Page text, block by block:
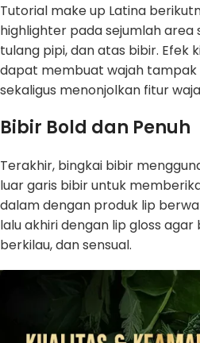
Tutorial make up Latina
highlighter pada sejumlah area
tulang pipi, dan atas bibir. Efek
dapat membuat wajah
sekaligus menonjolkan fitur
Bibir Bold dan Penuh
Terakhir, bingkai bibir
luar garis bibir untuk
dalam dengan produk lip
lalu akhiri dengan lip gloss
berkilau, dan sensual.